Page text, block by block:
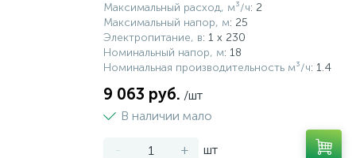
Максимальный расход, м³/ч: 2
Максимальный напор, м: 25
Электропитание, в: 1 x 230
Номинальный напор, м: 18
Номинальная производительность м³/ч: 1.4
9 063 руб. /шт
В наличии мало
- + шт